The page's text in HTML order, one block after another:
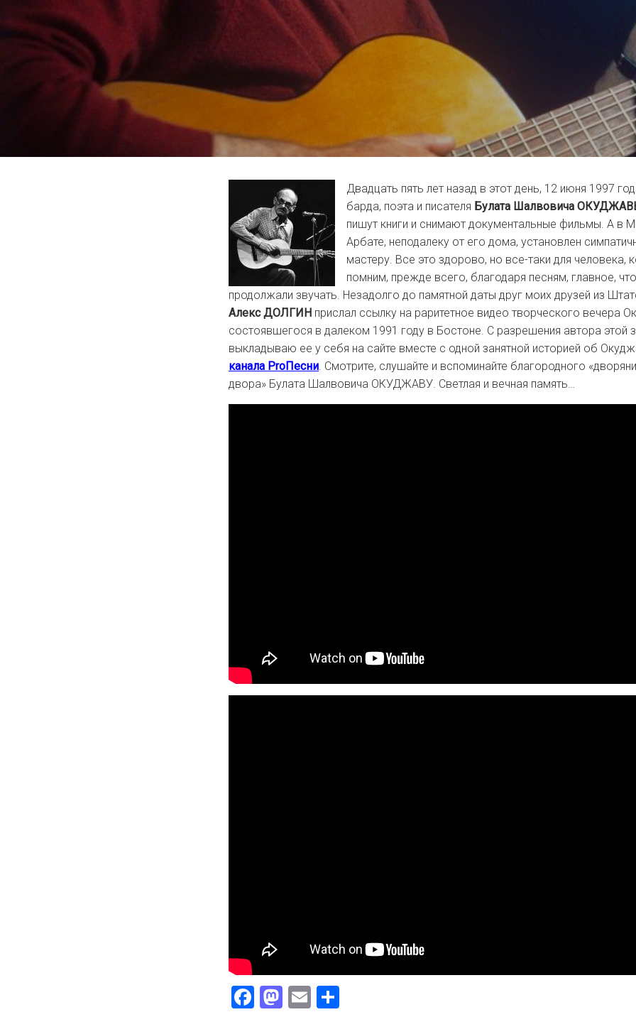
Двадцать пять лет назад в этот день, 12 июня 1997
барда, поэта и писателя Булата Шалвовича
пишут книги и снимают документальные фильмы. А в
Арбате, неподалеку от его дома, установлен
мастеру. Все это здорово, но все-таки для человека,
помним, прежде всего, благодаря песням, главное,
продолжали звучать. Незадолго до памятной даты друг моих друзей из
Алекс ДОЛГИН прислал ссылку на раритетное видео творческого вечера
состоявшегося в далеком 1991 году в Бостоне. С разрешения автора этой
выкладываю ее у себя на сайте вместе с одной занятной историей об
канала ProПесни . Смотрите, слушайте и вспоминайте благородного
двора» Булата Шалвовича ОКУДЖАВУ. Светлая и вечная память…
Facebook
Mastodon
Email